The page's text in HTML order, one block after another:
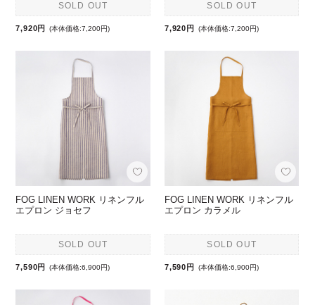
SOLD OUT
7,920円 (本体価格:7,200円)
SOLD OUT
7,920円 (本体価格:7,200円)
FOG LINEN WORK リネンフル
エプロン ジョセフ
SOLD OUT
7,590円 (本体価格:6,900円)
FOG LINEN WORK リネンフル
エプロン カラメル
SOLD OUT
7,590円 (本体価格:6,900円)